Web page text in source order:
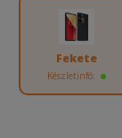
Fekete
Készletinfó: